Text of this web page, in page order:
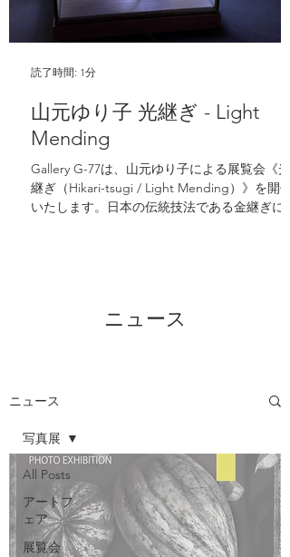
山元ゆり子 光継ぎ - Light
Mending
Gallery G-77は、山元ゆり子による展覧会《光
継ぎ（Hikari-tsugi / Light Mending）》を開催
いたします。日本の伝統技法である金継ぎに着
える機会をもたらします。
読了時間: 1分
ニュース
ニュース
All Posts
アートフ
ェア
展覧会
写真展